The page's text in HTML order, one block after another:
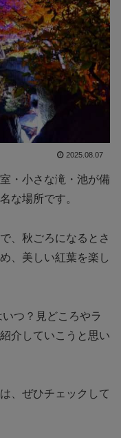
2025.08.07
・小さな滝・池が備
な場所です。
、秋ごろになるとさ
、美しい紅葉を楽し
つ？見どころやラ
介していこうと思い
、ぜひチェックして